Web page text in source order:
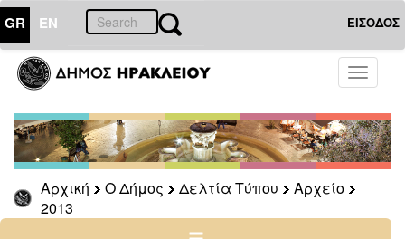
GR EN ΕΙΣΟΔΟΣ
Toggle
Αρχική Ο Δήμος Δελτία Τύπου
Αρχείο
2013
ΔΗΜΟΣ
Δελτία
Τύπου
Αρχείο
2026
2025